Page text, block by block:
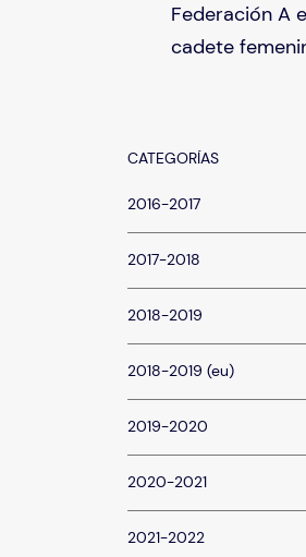
Federación A
cadete
CATEGORÍAS
2016-2017
2017-2018
2018-2019
2018-2019 (eu)
2019-2020
2020-2021
2021-2022